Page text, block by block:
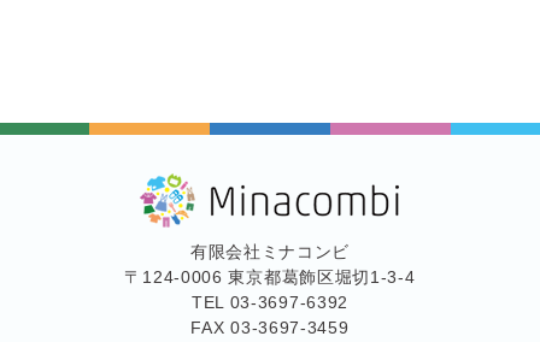
有限会社ミナコンビ
〒124-0006 東京都葛飾区堀切1-3-4
TEL 03-3697-6392
FAX 03-3697-3459